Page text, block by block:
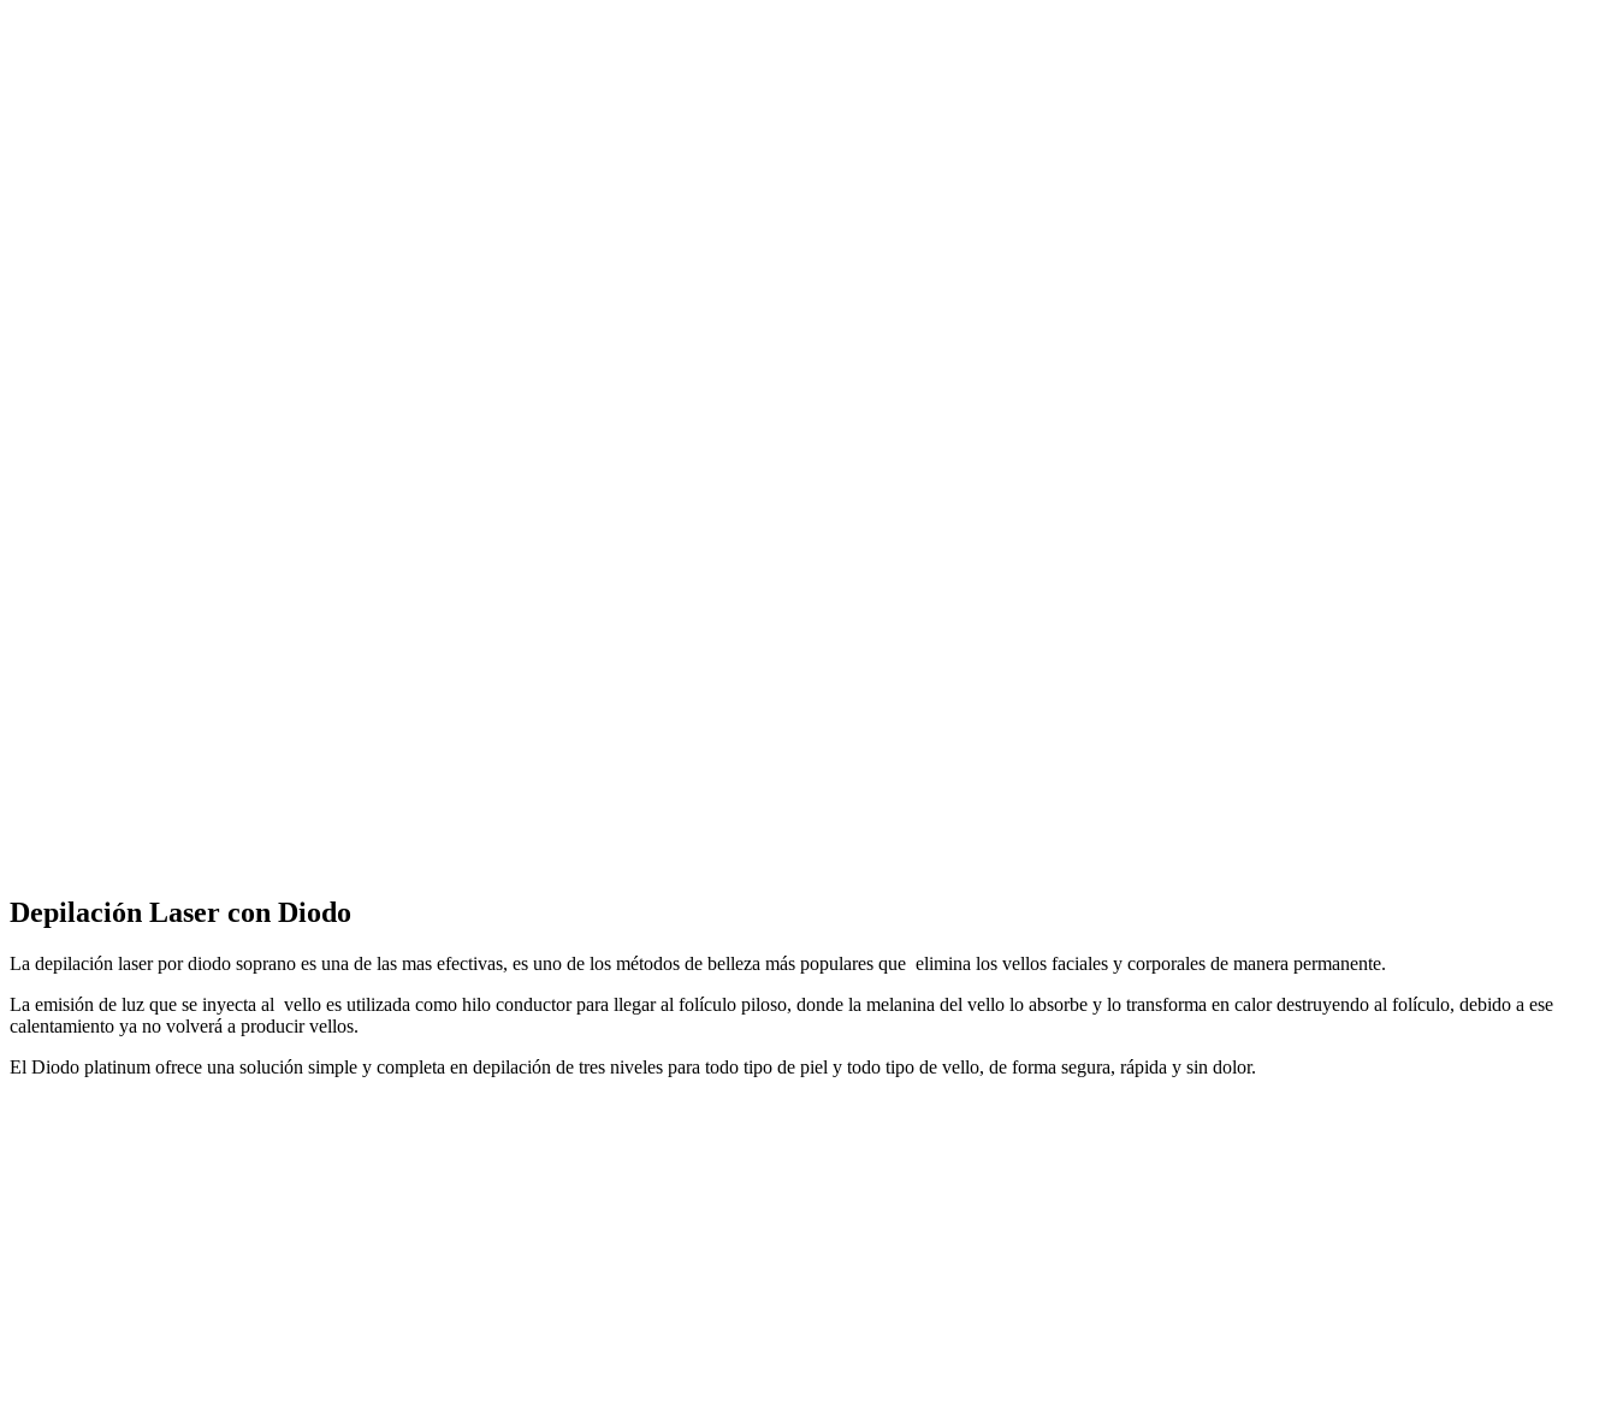
Depilación Laser con Diodo
La depilación laser por diodo soprano es una de las mas efectivas, es uno de los métodos de belleza más populares que elimina los vellos faciales y corporales de manera permanente.
La emisión de luz que se inyecta al vello es utilizada como hilo conductor para llegar al folículo piloso, donde la melanina del vello lo absorbe y lo transforma en calor destruyendo al folículo, debido a ese
calentamiento ya no volverá a producir vellos.
El Diodo platinum ofrece una solución simple y completa en depilación de tres niveles para todo tipo de piel y todo tipo de vello, de forma segura, rápida y sin dolor.